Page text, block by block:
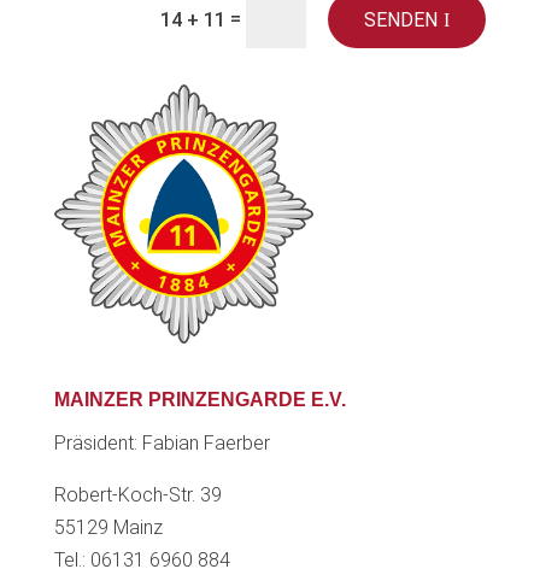
14 + 11 = SENDEN
MAINZER PRINZENGARDE E.V.
Präsident: Fabian Faerber
Robert-Koch-Str. 39
55129 Mainz
Tel.: 06131 6960 884